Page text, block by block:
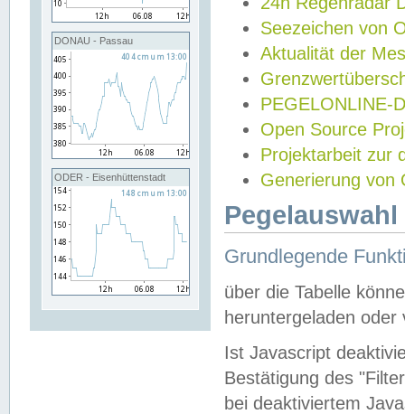
DONAU - Passau
ODER - Eisenhüttenstadt
Seezeichen von
Aktualität der
PEGELONLINE-
Open Source
Projektarbeit zur
Generierung von
Grundlegende
über die Tabelle
heruntergeladen oder
Ist Javascript
Bestätigung des
bei deaktiviertem